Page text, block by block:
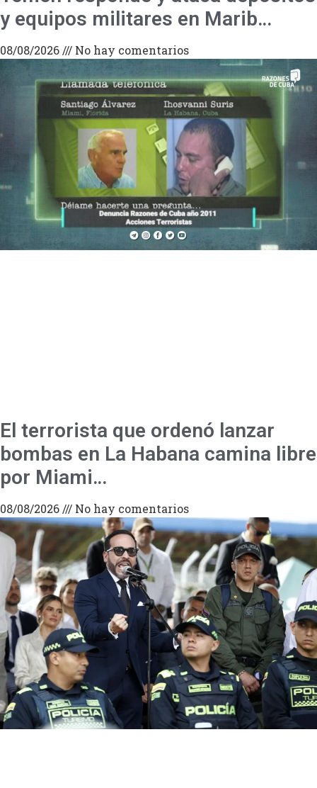
y equipos militares en Marib…
08/08/2026 No hay comentarios
El terrorista que ordenó lanzar
bombas en La Habana camina libre
por Miami…
08/08/2026 No hay comentarios